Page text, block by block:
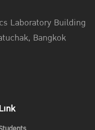
Laboratory Building
Bangkok